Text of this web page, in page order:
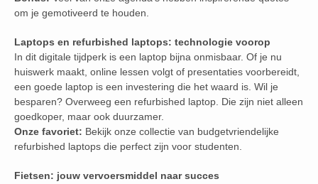
om je gemotiveerd te houden.
Laptops en refurbished laptops: technologie voorop
In dit digitale tijdperk is een laptop bijna onmisbaar. Of je nu
huiswerk maakt, online lessen volgt of presentaties voorbereidt,
een goede laptop is een investering die het waard is. Wil je
besparen? Overweeg een refurbished laptop. Die zijn niet alleen
goedkoper, maar ook duurzamer.
Onze favoriet: Bekijk onze collectie van budgetvriendelijke
refurbished laptops die perfect zijn voor studenten.
Fietsen: jouw vervoersmiddel naar succes